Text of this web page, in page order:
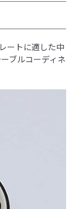
ートに適した中
ブルコーディネ